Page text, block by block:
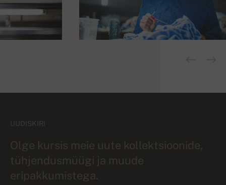
UUDISKIRI
Olge kursis meie uute kollektsioonide,
tühjendusmüügi ja muude
eripakkumistega.